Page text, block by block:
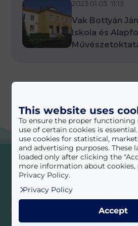
2023.01.03. 11:13
Vak Bottyán
Iskola és
Iratkozzon fel
hírlevelünkre!
This website uses
To ensure the proper
use of certain cookies is
use cookies for statistical,
and advertising purposes. These
loaded only after clicking the
more information about cookies,
Privacy Policy.
Privacy Policy
Accept